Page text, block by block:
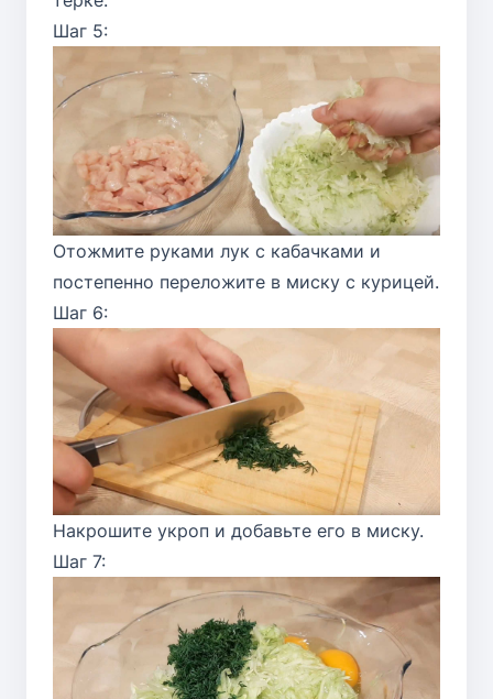
Шаг 5:
Отожмите руками лук с кабачками и
постепенно переложите в миску с курицей.
Шаг 6:
Накрошите укроп и добавьте его в миску.
Шаг 7: